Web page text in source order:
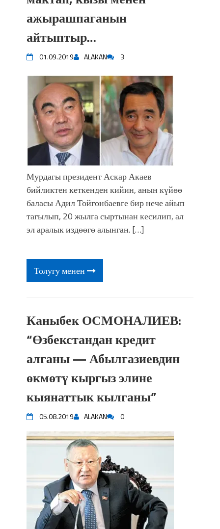
ажырашпаганын
айтыптыр…
01.09.2019 ALAKAN 3
Мурдагы президент Аскар Акаев
бийликтен кеткенден кийин, анын күйөө
баласы Адил Тойгонбаевге бир нече айып
тагылып, 20 жылга сыртынан кесилип, ал
эл аралык издөөгө алынган. […]
Толугу менен
Каныбек ОСМОНАЛИЕВ:
“Өзбекстандан кредит
алганы — Абылгазиевдин
өкмөтү кыргыз элине
кыянаттык кылганы”
05.08.2019 ALAKAN 0